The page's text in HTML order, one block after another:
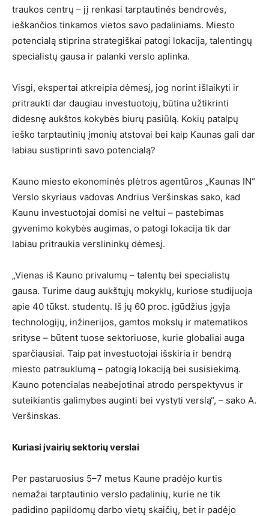
traukos centrų – jį renkasi tarptautinės bendrovės,
ieškančios tinkamos vietos savo padaliniams. Miesto
potencialą stiprina strategiškai patogi lokacija, talentingų
specialistų gausa ir palanki verslo aplinka.
Visgi, ekspertai atkreipia dėmesį, jog norint išlaikyti ir
pritraukti dar daugiau investuotojų, būtina užtikrinti
didesnę aukštos kokybės biurų pasiūlą. Kokių patalpų
ieško tarptautinių įmonių atstovai bei kaip Kaunas gali dar
labiau sustiprinti savo potencialą?
Kauno miesto ekonominės plėtros agentūros „Kaunas IN“
Verslo skyriaus vadovas Andrius Veršinskas sako, kad
Kaunu investuotojai domisi ne veltui – pastebimas
gyvenimo kokybės augimas, o patogi lokacija tik dar
labiau pritraukia verslininkų dėmesį.
„Vienas iš Kauno privalumų – talentų bei specialistų
gausa. Turime daug aukštųjų mokyklų, kuriose studijuoja
apie 40 tūkst. studentų. Iš jų 60 proc. įgūdžius įgyja
technologijų, inžinerijos, gamtos mokslų ir matematikos
srityse – būtent tuose sektoriuose, kurie globaliai auga
sparčiausiai. Taip pat investuotojai išskiria ir bendrą
miesto patrauklumą – patogią lokaciją bei susisiekimą.
Kauno potencialas neabejotinai atrodo perspektyvus ir
suteikiantis galimybes auginti bei vystyti verslą“, – sako A.
Veršinskas.
Kuriasi įvairių sektorių verslai
Per pastaruosius 5–7 metus Kaune pradėjo kurtis
nemažai tarptautinio verslo padalinių, kurie ne tik
padidino papildomų darbo vietų skaičių, bet ir padėjo